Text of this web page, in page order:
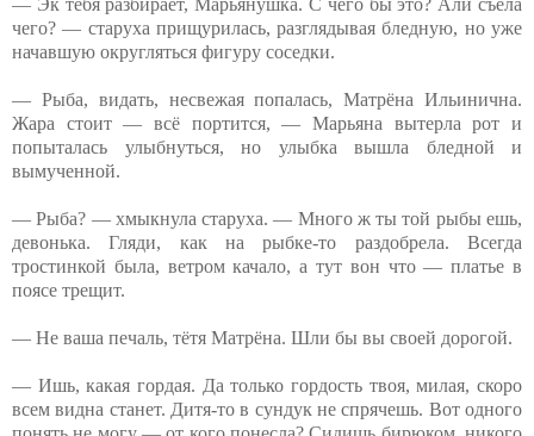
чего? — старуха прищурилась, разглядывая бледную, но уже
начавшую округляться фигуру соседки.
— Рыба, видать, несвежая попалась, Матрёна Ильинична.
Жара стоит — всё портится, — Марьяна вытерла рот и
попыталась улыбнуться, но улыбка вышла бледной и
вымученной.
— Рыба? — хмыкнула старуха. — Много ж ты той рыбы ешь,
девонька. Гляди, как на рыбке-то раздобрела. Всегда
тростинкой была, ветром качало, а тут вон что — платье в
поясе трещит.
— Не ваша печаль, тётя Матрёна. Шли бы вы своей дорогой.
— Ишь, какая гордая. Да только гордость твоя, милая, скоро
всем видна станет. Дитя-то в сундук не спрячешь. Вот одного